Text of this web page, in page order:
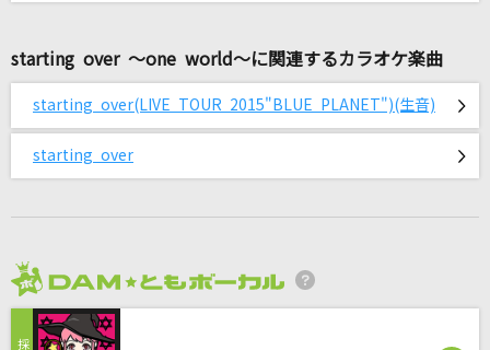
[生音]365日
Mr.Children
雨とペトラ
光の街
back number
starting over ～one world～に関連するカラオケ楽曲
starting over(LIVE TOUR 2015"BLUE PLANET")(生音)
starting over